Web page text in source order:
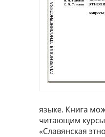
языке. Книга
читающим курсы
«Славянская